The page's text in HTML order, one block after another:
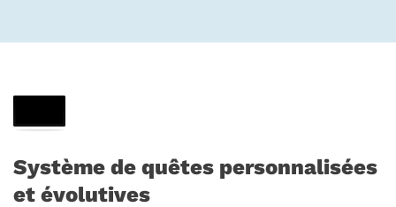
Système de quêtes personnalisées
et évolutives